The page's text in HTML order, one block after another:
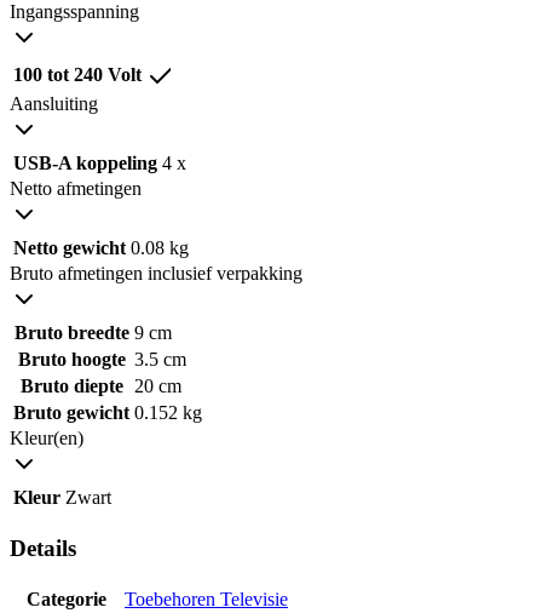
Ingangsspanning
100 tot 240 Volt
Aansluiting
USB-A koppeling 4 x
Netto afmetingen
Netto gewicht 0.08 kg
Bruto afmetingen inclusief verpakking
Bruto breedte 9 cm
Bruto hoogte 3.5 cm
Bruto diepte
20 cm
Bruto gewicht 0.152 kg
Kleur(en)
Kleur Zwart
Details
Categorie
Toebehoren Televisie